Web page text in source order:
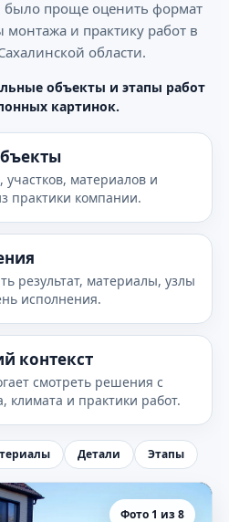
было проще оценить формат
и практику работ в
области.
объекты и этапы работ
картинок.
участков, материалов и
практики компании.
результат, материалы, узлы
исполнения.
контекст
смотреть решения с
климата и практики работ.
Детали Этапы
Фото 1 из 8